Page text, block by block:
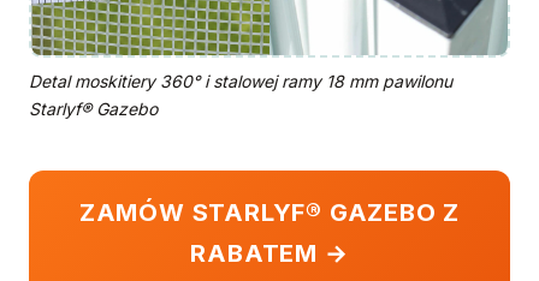
Detal moskitiery 360° i stalowej ramy 18 mm pawilonu
Starlyf® Gazebo
ZAMÓW STARLYF® GAZEBO Z
RABATEM →